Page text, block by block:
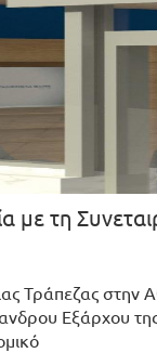
με τη
Τράπεζας στην
Εξάρχου